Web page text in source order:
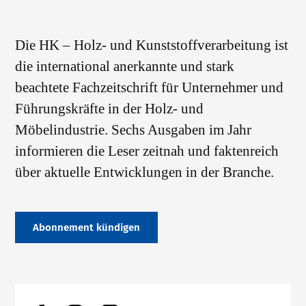
Die HK – Holz- und Kunststoffverarbeitung ist
die international anerkannte und stark
beachtete Fachzeitschrift für Unternehmer und
Führungskräfte in der Holz- und
Möbelindustrie. Sechs Ausgaben im Jahr
informieren die Leser zeitnah und faktenreich
über aktuelle Entwicklungen in der Branche.
Abonnement kündigen